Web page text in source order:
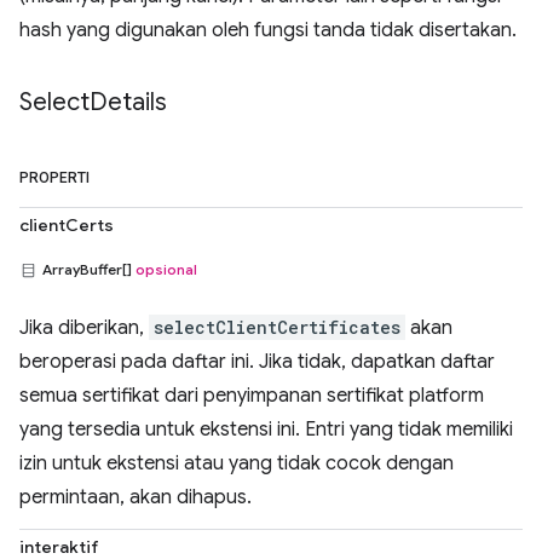
hash yang digunakan oleh fungsi tanda tidak disertakan.
SelectDetails
PROPERTI
clientCerts
ArrayBuffer[] opsional
Jika diberikan, selectClientCertificates akan
beroperasi pada daftar ini. Jika tidak, dapatkan daftar
semua sertifikat dari penyimpanan sertifikat platform
yang tersedia untuk ekstensi ini. Entri yang tidak memiliki
izin untuk ekstensi atau yang tidak cocok dengan
permintaan, akan dihapus.
interaktif